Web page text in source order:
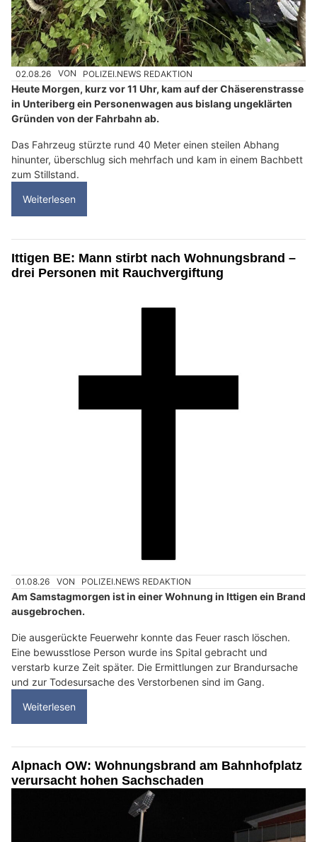
02.08.26 VON POLIZEI.NEWS REDAKTION
Heute Morgen, kurz vor 11 Uhr, kam auf der Chäserenstrasse
in Unteriberg ein Personenwagen aus bislang ungeklärten
Gründen von der Fahrbahn ab.
Das Fahrzeug stürzte rund 40 Meter einen steilen Abhang
hinunter, überschlug sich mehrfach und kam in einem Bachbett
zum Stillstand.
Weiterlesen
Ittigen BE: Mann stirbt nach Wohnungsbrand –
drei Personen mit Rauchvergiftung
01.08.26 VON POLIZEI.NEWS REDAKTION
Am Samstagmorgen ist in einer Wohnung in Ittigen ein Brand
ausgebrochen.
Die ausgerückte Feuerwehr konnte das Feuer rasch löschen.
Eine bewusstlose Person wurde ins Spital gebracht und
verstarb kurze Zeit später. Die Ermittlungen zur Brandursache
und zur Todesursache des Verstorbenen sind im Gang.
Weiterlesen
Alpnach OW: Wohnungsbrand am Bahnhofplatz
verursacht hohen Sachschaden